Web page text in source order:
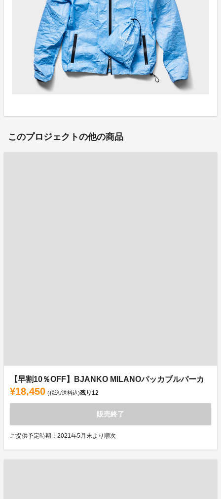
このプロジェクトの他の商品
【早割10％OFF】BJANKO MILANOパッカブルパーカ
¥18,450 (税込/送料込)残り12
販売終了
ご提供予定時期：2021年5月末より順次